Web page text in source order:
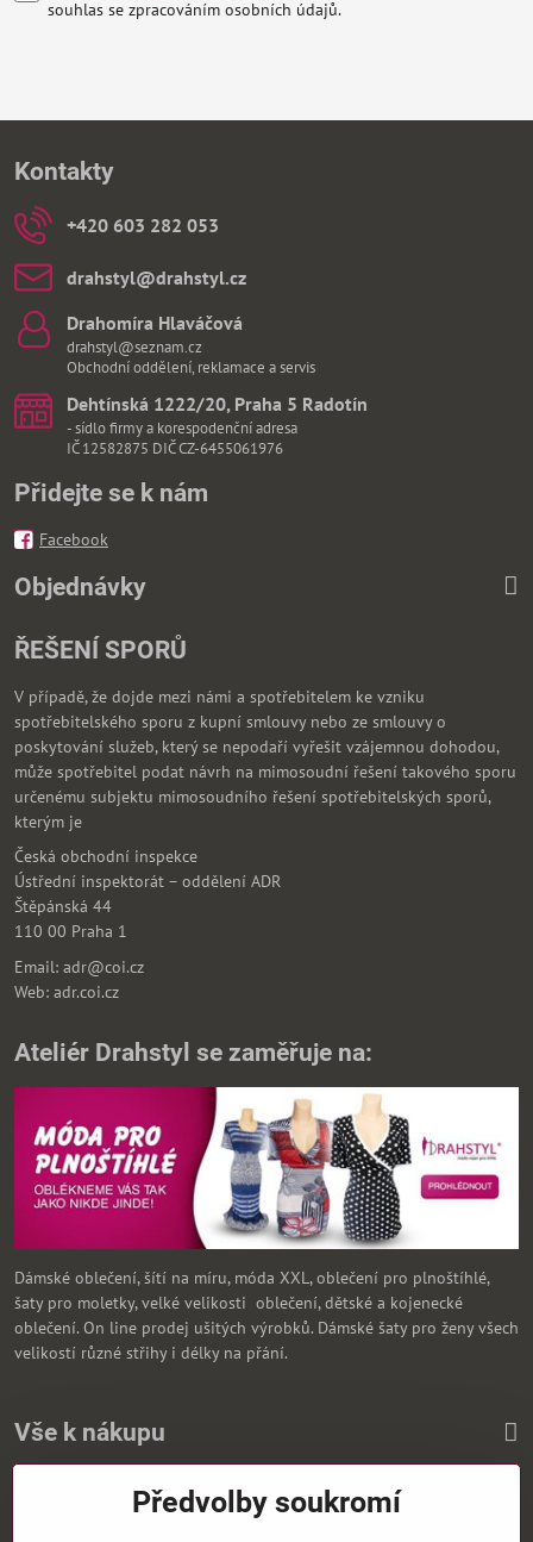
souhlas se zpracováním osobních údajů.
Kontakty
+420 603 282 053
drahstyl​@drahstyl​.cz
Drahomíra Hlaváčová
drahstyl@seznam.cz
Obchodní oddělení, reklamace a servis
Dehtínská 1222/20, Praha 5 Radotín
- sídlo firmy a korespodenční adresa
IČ 12582875 DIČ CZ-6455061976
Přidejte se k nám
Facebook
Objednávky
ŘEŠENÍ SPORŮ
V případě, že dojde mezi námi a spotřebitelem ke vzniku
spotřebitelského sporu z kupní smlouvy nebo ze smlouvy o
poskytování služeb, který se nepodaří vyřešit vzájemnou dohodou,
může spotřebitel podat návrh na mimosoudní řešení takového sporu
určenému subjektu mimosoudního řešení spotřebitelských sporů,
kterým je
Česká obchodní inspekce
Ústřední inspektorát – oddělení ADR
Štěpánská 44
110 00 Praha 1
Email: adr@coi.cz
Web: adr.coi.cz
Ateliér Drahstyl se zaměřuje na:
Dámské oblečení, šítí na míru, móda XXL, oblečení pro plnoštíhlé,
šaty pro moletky, velké velikosti oblečení, dětské a kojenecké
oblečení. On line prodej ušitých výrobků. Dámské šaty pro ženy všech
velikostí různé střihy i délky na přání.
Vše k nákupu
Zasíláme i na SlovenskoPředvolby soukromí